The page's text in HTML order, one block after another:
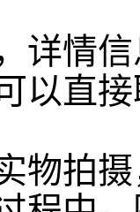
详情
以直
物拍